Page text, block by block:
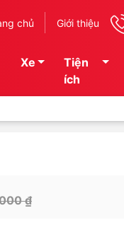
chủ Giới thiệu
Xe
Tiện
ích
₫